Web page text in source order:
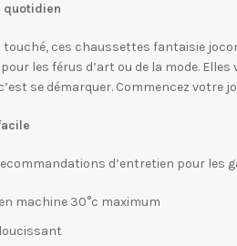
quotidien
touché, ces chaussettes fantaisie
pour les férus d’art ou de la mode.
se démarquer. Commencez votre
d’entretien pour les
machine 30°c maximum